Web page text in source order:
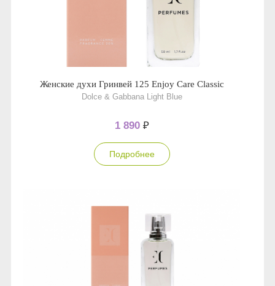
Женские духи Гринвей 125 Enjoy Care Classic
Dolce & Gabbana Light Blue
1 890 ₽
Подробнее